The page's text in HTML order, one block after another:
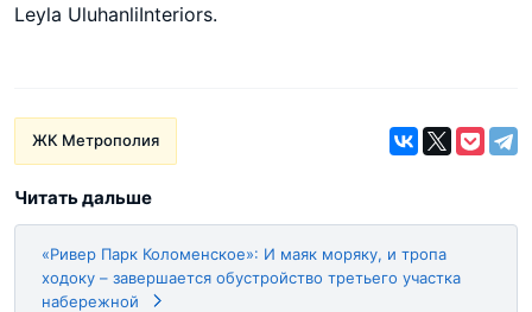
Leyla UluhanliInteriors.
ЖК Метрополия
Читать дальше
«Ривер Парк Коломенское»: И маяк моряку, и тропа
ходоку – завершается обустройство третьего участка
набережной